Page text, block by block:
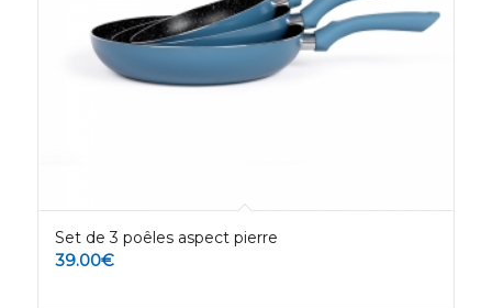
Set de 3 poêles aspect pierre
39.00€